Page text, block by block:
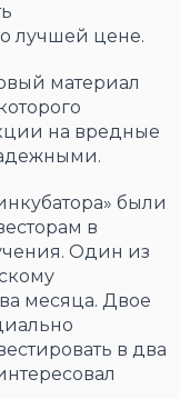
лучшей цене.
материал
на вредные
были
в
Один из
месяца. Двое
в два